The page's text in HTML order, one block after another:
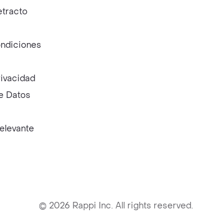
Datos
© 2026 Rappi Inc. All rights reserved.